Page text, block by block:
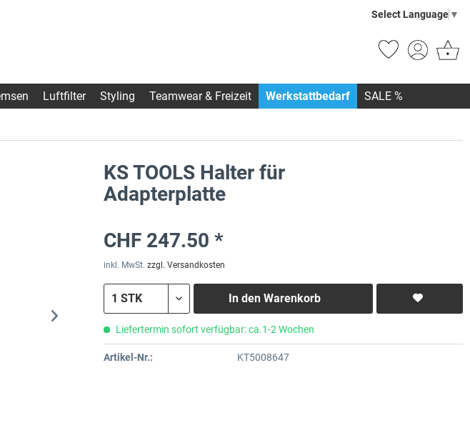
Select Language ▼
Luftfilter Styling Teamwear & Freizeit Werkstattbedarf SALE %
KS TOOLS Halter für
Adapterplatte
CHF 247.50 *
inkl. MwSt. zzgl. Versandkosten
In den Warenkorb
Liefertermin sofort verfügbar: ca.1-2 Wochen
Artikel-Nr.: KT5008647